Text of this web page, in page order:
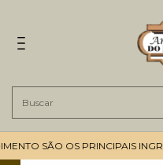
SÃO OS PRINCIPAIS